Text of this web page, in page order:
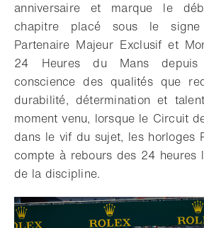
anniversaire et marque le
chapitre placé sous le signe
Partenaire Majeur Exclusif et
24 Heures du Mans
conscience des qualités que
durabilité, détermination et
moment venu, lorsque le Circuit
dans le vif du sujet, les horloges
compte à rebours des 24 heures
de la discipline.